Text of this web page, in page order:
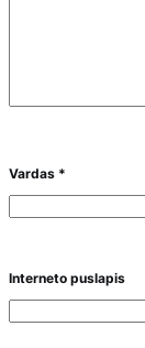
Vardas *
Interneto puslapis